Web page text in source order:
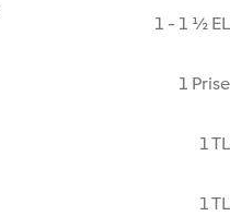
1 - 1 ½ EL
1 Prise
1 TL
1 TL